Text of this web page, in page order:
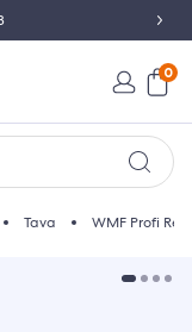
0
Tava WMF Profi